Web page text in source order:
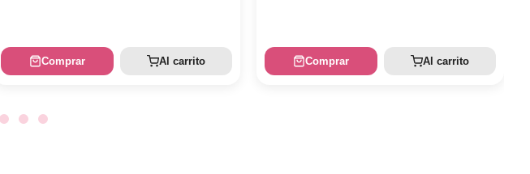
Comprar Al carrito Comprar Al carrito